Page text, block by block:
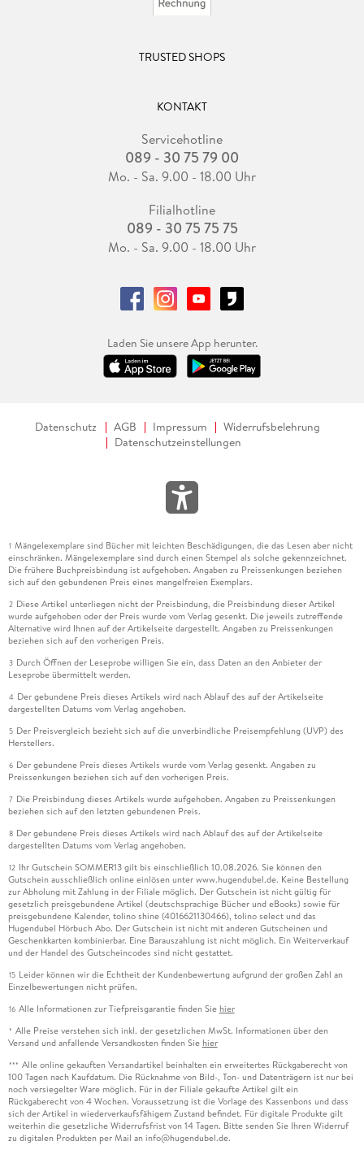
TRUSTED SHOPS
KONTAKT
Servicehotline
089 - 30 75 79 00
Mo. - Sa. 9.00 - 18.00 Uhr
Filialhotline
089 - 30 75 75 75
Mo. - Sa. 9.00 - 18.00 Uhr
Laden Sie unsere App herunter.
Datenschutz AGB Impressum
Widerrufsbelehrung
Datenschutzeinstellungen
1 Mängelexemplare sind Bücher mit leichten Beschädigungen, die das Lesen aber nicht
einschränken. Mängelexemplare sind durch einen Stempel als solche gekennzeichnet.
Die frühere Buchpreisbindung ist aufgehoben. Angaben zu Preissenkungen beziehen
sich auf den gebundenen Preis eines mangelfreien Exemplars.
2 Diese Artikel unterliegen nicht der Preisbindung, die Preisbindung dieser Artikel
wurde aufgehoben oder der Preis wurde vom Verlag gesenkt. Die jeweils zutreffende
Alternative wird Ihnen auf der Artikelseite dargestellt. Angaben zu Preissenkungen
beziehen sich auf den vorherigen Preis.
3 Durch Öffnen der Leseprobe willigen Sie ein, dass Daten an den Anbieter der
Leseprobe übermittelt werden.
4 Der gebundene Preis dieses Artikels wird nach Ablauf des auf der Artikelseite
dargestellten Datums vom Verlag angehoben.
5 Der Preisvergleich bezieht sich auf die unverbindliche Preisempfehlung (UVP) des
Herstellers.
6 Der gebundene Preis dieses Artikels wurde vom Verlag gesenkt. Angaben zu
Preissenkungen beziehen sich auf den vorherigen Preis.
7 Die Preisbindung dieses Artikels wurde aufgehoben. Angaben zu Preissenkungen
beziehen sich auf den letzten gebundenen Preis.
8 Der gebundene Preis dieses Artikels wird nach Ablauf des auf der Artikelseite
dargestellten Datums vom Verlag angehoben.
12 Ihr Gutschein SOMMER13 gilt bis einschließlich 10.08.2026. Sie können den
Gutschein ausschließlich online einlösen unter www.hugendubel.de. Keine Bestellung
zur Abholung mit Zahlung in der Filiale möglich. Der Gutschein ist nicht gültig für
gesetzlich preisgebundene Artikel (deutschsprachige Bücher und eBooks) sowie für
preisgebundene Kalender, tolino shine (4016621130466), tolino select und das
Hugendubel Hörbuch Abo. Der Gutschein ist nicht mit anderen Gutscheinen und
Geschenkkarten kombinierbar. Eine Barauszahlung ist nicht möglich. Ein Weiterverkauf
und der Handel des Gutscheincodes sind nicht gestattet.
15 Leider können wir die Echtheit der Kundenbewertung aufgrund der großen Zahl an
Einzelbewertungen nicht prüfen.
16 Alle Informationen zur Tiefpreisgarantie finden Sie hier
* Alle Preise verstehen sich inkl. der gesetzlichen MwSt. Informationen über den
Versand und anfallende Versandkosten finden Sie hier
*** Alle online gekauften Versandartikel beinhalten ein erweitertes Rückgaberecht von
100 Tagen nach Kaufdatum. Die Rücknahme von Bild-, Ton- und Datenträgern ist nur bei
noch versiegelter Ware möglich. Für in der Filiale gekaufte Artikel gilt ein
Rückgaberecht von 4 Wochen. Voraussetzung ist die Vorlage des Kassenbons und dass
sich der Artikel in wiederverkaufsfähigem Zustand befindet. Für digitale Produkte gilt
weiterhin die gesetzliche Widerrufsfrist von 14 Tagen. Bitte senden Sie Ihren Widerruf
zu digitalen Produkten per Mail an info@hugendubel.de.